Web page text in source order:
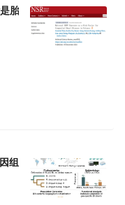
胎儿先天性心脏病的重要
组图谱为婴儿益生菌设计